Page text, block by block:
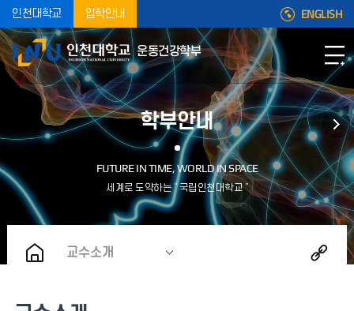
인천대학교 입학안내 ENGLISH
운동건강학부
학부안내
교수소개